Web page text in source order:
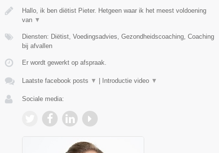
Hallo, ik ben diëtist Pieter. Hetgeen waar ik het meest voldoening
van ▼
Diensten: Diëtist, Voedingsadvies, Gezondheidscoaching, Coaching
bij afvallen
Er wordt gewerkt op afspraak.
Laatste facebook posts ▼ | Introductie video ▼
Sociale media: